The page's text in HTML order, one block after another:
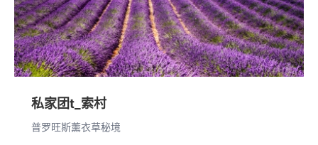
私家团t_索村
普罗旺斯薰衣草秘境